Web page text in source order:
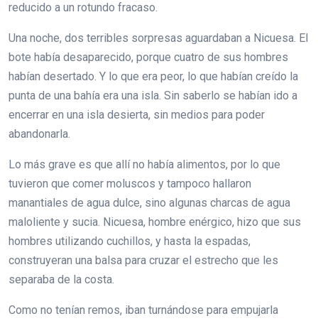
reducido a un rotundo fracaso.
Una noche, dos terribles sorpresas aguardaban a Nicuesa. El
bote había desaparecido, porque cuatro de sus hombres
habían desertado. Y lo que era peor, lo que habían creído la
punta de una bahía era una isla. Sin saberlo se habían ido a
encerrar en una isla desierta, sin medios para poder
abandonarla.
Lo más grave es que allí no había alimentos, por lo que
tuvieron que comer moluscos y tampoco hallaron
manantiales de agua dulce, sino algunas charcas de agua
maloliente y sucia. Nicuesa, hombre enérgico, hizo que sus
hombres utilizando cuchillos, y hasta la espadas,
construyeran una balsa para cruzar el estrecho que les
separaba de la costa.
Como no tenían remos, iban turnándose para empujarla